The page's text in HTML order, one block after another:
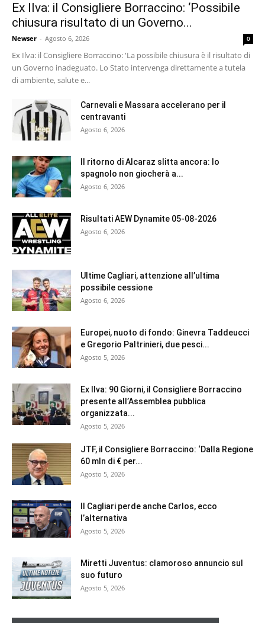
Ex Ilva: il Consigliere Borraccino: ‘Possibile
chiusura risultato di un Governo...
Newser - Agosto 6, 2026 0
Ex Ilva: il Consigliere Borraccino: 'La possibile chiusura è il risultato di
un Governo inadeguato. Lo Stato intervenga direttamente a tutela
di ambiente, salute e...
Carnevali e Massara accelerano per il
centravanti
Agosto 6, 2026
Il ritorno di Alcaraz slitta ancora: lo
spagnolo non giocherà a...
Agosto 6, 2026
Risultati AEW Dynamite 05-08-2026
Agosto 6, 2026
Ultime Cagliari, attenzione all’ultima
possibile cessione
Agosto 6, 2026
Europei, nuoto di fondo: Ginevra Taddeucci
e Gregorio Paltrinieri, due pesci...
Agosto 5, 2026
Ex Ilva: 90 Giorni, il Consigliere Borraccino
presente all’Assemblea pubblica
organizzata...
Agosto 5, 2026
JTF, il Consigliere Borraccino: ‘Dalla Regione
60 mln di € per...
Agosto 5, 2026
Il Cagliari perde anche Carlos, ecco
l’alternativa
Agosto 5, 2026
Miretti Juventus: clamoroso annuncio sul
suo futuro
Agosto 5, 2026